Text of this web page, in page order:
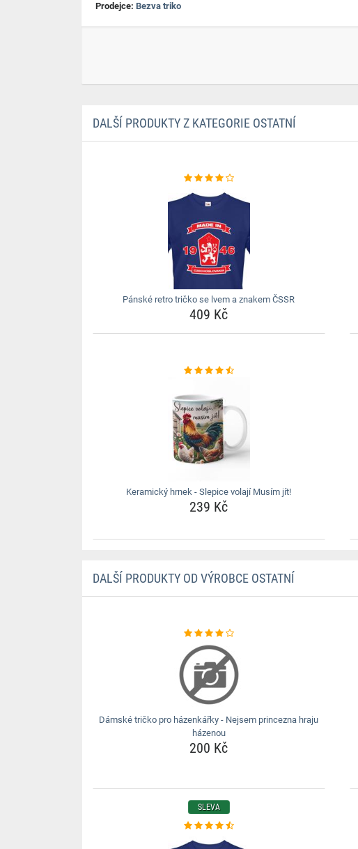
Prodejce: Bezva triko
DALŠÍ PRODUKTY Z KATEGORIE OSTATNÍ
Pánské retro tričko se lvem a znakem ČSSR
409 Kč
Keramický hrnek - Slepice volají Musím jít!
239 Kč
DALŠÍ PRODUKTY OD VÝROBCE OSTATNÍ
Dámské tričko pro házenkářky - Nejsem princezna hraju
házenou
200 Kč
SLEVA